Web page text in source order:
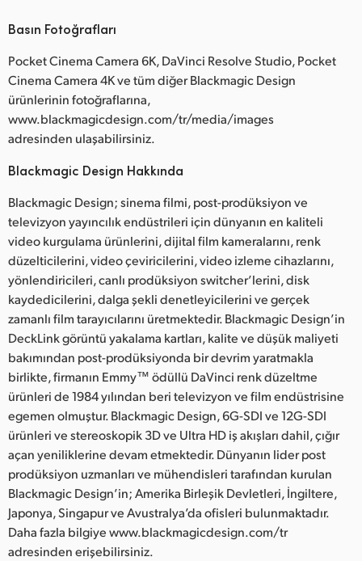
Basın Fotoğrafları
Pocket Cinema Camera 6K, DaVinci Resolve Studio, Pocket
Cinema Camera 4K ve tüm diğer Blackmagic Design
ürünlerinin fotoğraflarına,
www.blackmagicdesign.com/tr/media/images
adresinden ulaşabilirsiniz.
Blackmagic Design Hakkında
Blackmagic Design; sinema filmi, post-prodüksiyon ve
televizyon yayıncılık endüstrileri için dünyanın en kaliteli
video kurgulama ürünlerini, dijital film kameralarını, renk
düzelticilerini, video çeviricilerini, video izleme cihazlarını,
yönlendiricileri, canlı prodüksiyon switcher’lerini, disk
kaydedicilerini, dalga şekli denetleyicilerini ve gerçek
zamanlı film tarayıcılarını üretmektedir. Blackmagic Design’in
DeckLink görüntü yakalama kartları, kalite ve düşük maliyeti
bakımından post-prodüksiyonda bir devrim yaratmakla
birlikte, firmanın Emmy™ ödüllü DaVinci renk düzeltme
ürünleri de 1984 yılından beri televizyon ve film endüstrisine
egemen olmuştur. Blackmagic Design, 6G-SDI ve 12G-SDI
ürünleri ve stereoskopik 3D ve Ultra HD iş akışları dahil, çığır
açan yeniliklerine devam etmektedir. Dünyanın lider post
prodüksiyon uzmanları ve mühendisleri tarafından kurulan
Blackmagic Design’in; Amerika Birleşik Devletleri, İngiltere,
Japonya, Singapur ve Avustralya’da ofisleri bulunmaktadır.
Daha fazla bilgiye www.blackmagicdesign.com/tr
adresinden erişebilirsiniz.